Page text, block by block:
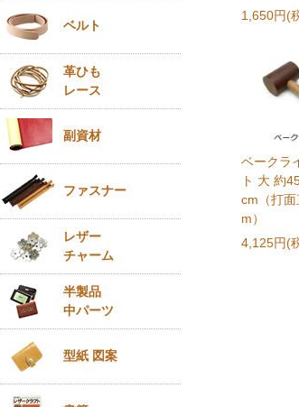
1,650円(
ベークラ
ト 大 約
cm（打
m）
4,125円(
ベルト
革ひも
レース
副資材
ファスナー
レザー
チャーム
半製品
中パーツ
型紙 図案